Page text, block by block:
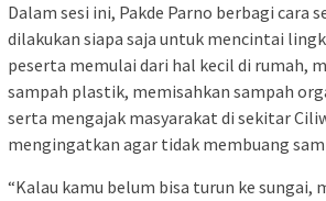
Dalam sesi ini, Pakde Parno berbagi cara
dilakukan siapa saja untuk mencintai
peserta memulai dari hal kecil di rumah,
sampah plastik, memisahkan sampah
serta mengajak masyarakat di sekitar
mengingatkan agar tidak membuang
“Kalau kamu belum bisa turun ke sungai,